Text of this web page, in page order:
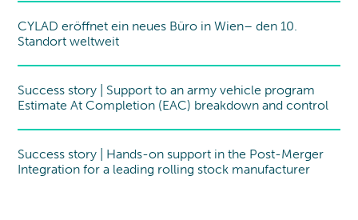
New office
CYLAD eröffnet ein neues Büro in Wien– den 10.
Standort weltweit
Success story
Success story | Support to an army vehicle program
Estimate At Completion (EAC) breakdown and control
Success story
Success story | Hands-on support in the Post-Merger
Integration for a leading rolling stock manufacturer